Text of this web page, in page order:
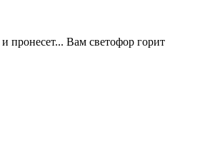
пронесет... Вам светофор горит